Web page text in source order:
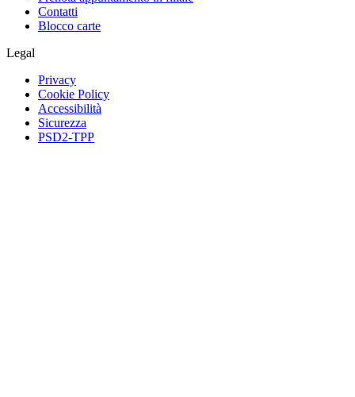
Contatti
Blocco carte
Legal
Privacy
Cookie Policy
Accessibilità
Sicurezza
PSD2-TPP